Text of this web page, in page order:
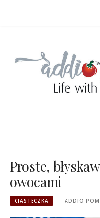
Proste,
owocami
CIASTECZKA ADDIO